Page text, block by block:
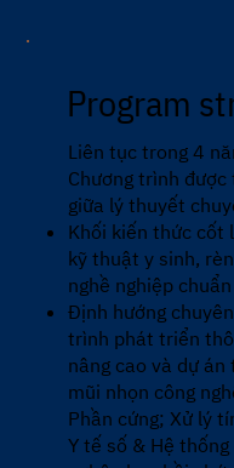
Program
Liên tục trong 4
Chương trình
giữa lý thuyết
Khối kiến thức cốt
kỹ thuật y sinh,
nghề nghiệp
Định hướng
trình phát triển
nâng cao và dự
mũi nhọn công
Phần cứng; Xử lý
Y tế số & Hệ